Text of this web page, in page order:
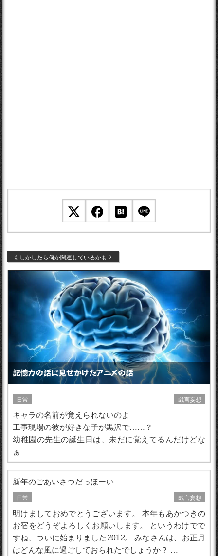
もしかしたら何か関連しているかも？
記憶力の話に見せかけたアニメの話
日常 戯言妄想
キャラの名前が覚えられないのよ
工事現場の彼が好きな子が黒沢で……？
幼稚園の先生の誕生日は、未だに覚えてるんだけどな
ぁ
新年のごあいさつだっほーい
日常 戯言妄想
明けましておめでとうございます。 本年もあかつきの
お宿をどうぞよろしくお願いします。 というわけでで
すね、ついに始まりました2012。 みなさんは、お正月
はどんな風に過ごしておられたでしょうか？ …